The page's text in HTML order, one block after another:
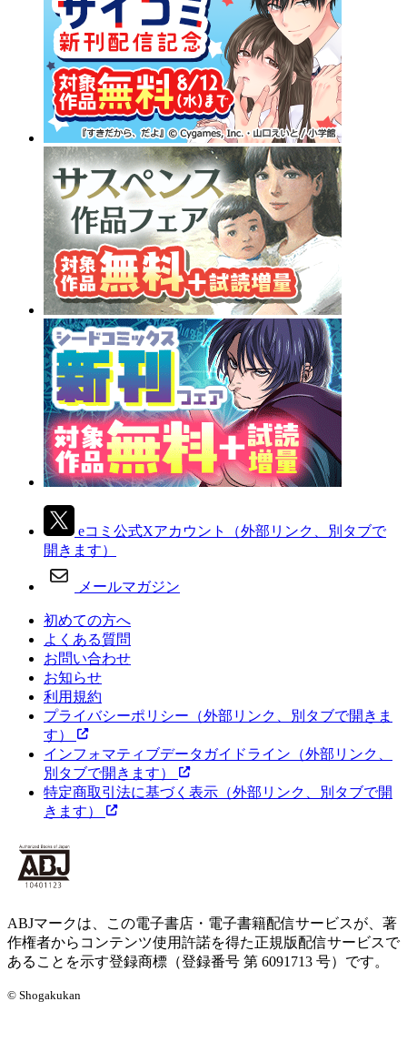
eコミ公式Xアカウント
（外部リンク、別タブで
開きます）
メールマガジン
初めての方へ
よくある質問
お問い合わせ
お知らせ
利用規約
プライバシーポリシー （外部リンク、別タブで開きま
す）
インフォマティブデータガイドライン （外部リンク、
別タブで開きます）
特定商取引法に基づく表示 （外部リンク、別タブで開
きます）
ABJマークは、この電子書店・電子書籍配信サービスが、著
作権者からコンテンツ使用許諾を得た正規版配信サービスで
あることを示す登録商標（登録番号 第 6091713 号）です。
© Shogakukan